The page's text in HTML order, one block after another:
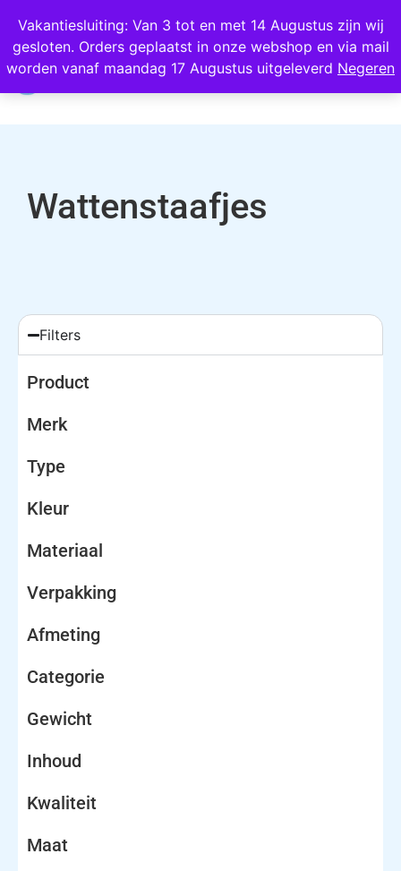
Vakantiesluiting: Van 3 tot en met 14 Augustus zijn wij
gesloten. Orders geplaatst in onze webshop en via mail
worden vanaf maandag 17 Augustus uitgeleverd Negeren
Wij scoren een 4,8 op Google
0
Wattenstaafjes
Filters
Product
Merk
Type
Kleur
Materiaal
Verpakking
Afmeting
Categorie
Gewicht
Inhoud
Kwaliteit
Maat